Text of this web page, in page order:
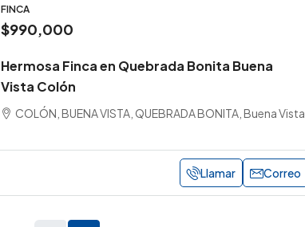
FINCA
$990,000
Hermosa Finca en Quebrada Bonita Buena
Vista Colón
COLÓN, BUENA VISTA, QUEBRADA BONITA, Buena Vista
Llamar Correo